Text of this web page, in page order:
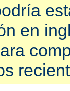
en